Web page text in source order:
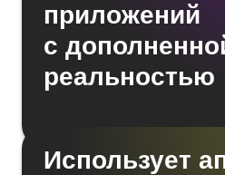
приложений
с
реальностью
Использует